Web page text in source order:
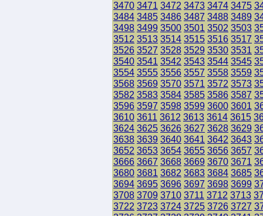
3470 3471 3472 3473 3474 3475
3484 3485 3486 3487 3488 3489
3498 3499 3500 3501 3502 3503
3512 3513 3514 3515 3516 3517
3526 3527 3528 3529 3530 3531
3540 3541 3542 3543 3544 3545
3554 3555 3556 3557 3558 3559
3568 3569 3570 3571 3572 3573
3582 3583 3584 3585 3586 3587
3596 3597 3598 3599 3600 3601
3610 3611 3612 3613 3614 3615
3624 3625 3626 3627 3628 3629
3638 3639 3640 3641 3642 3643
3652 3653 3654 3655 3656 3657
3666 3667 3668 3669 3670 3671
3680 3681 3682 3683 3684 3685
3694 3695 3696 3697 3698 3699
3708 3709 3710 3711 3712 3713
3722 3723 3724 3725 3726 3727